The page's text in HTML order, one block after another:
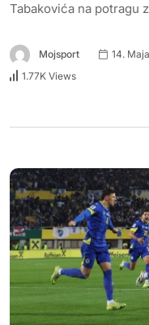
Tabakovića na potragu
Mojsport 14.
1.77K Views